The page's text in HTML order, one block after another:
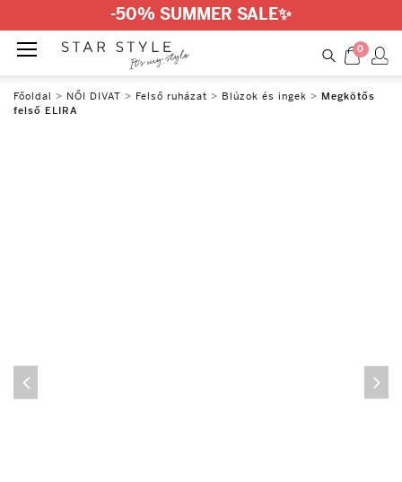
-50% SUMMER SALE✨
0
Főoldal > NŐI DIVAT > Felső ruházat > Blúzok és ingek > Megkötős
felső ELIRA